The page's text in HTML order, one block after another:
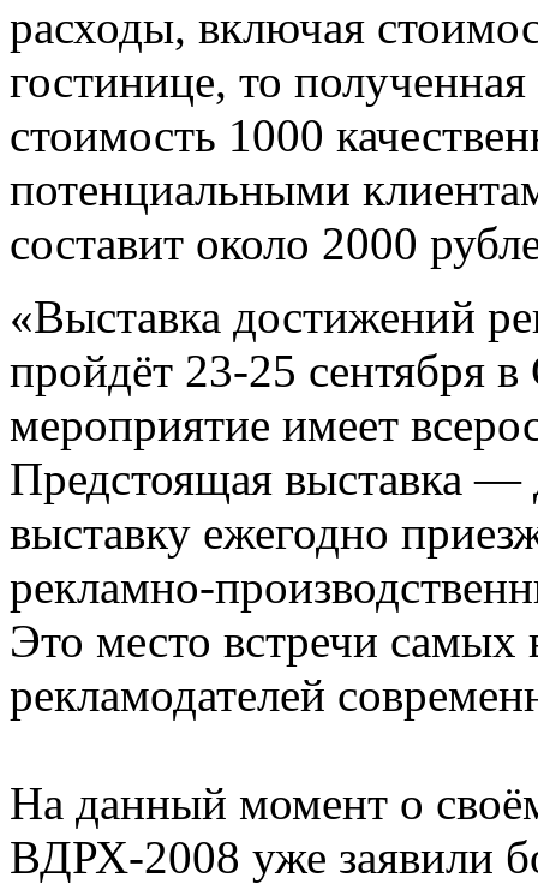
расходы, включая
гостинице, то
стоимость 1000
потенциальными
составит около 2000
«Выставка достижений
пройдёт 23-25 сентября
мероприятие имеет
Предстоящая выставка —
выставку ежегодно
рекламно-
Это место встречи
рекламодателей
На данный момент о
ВДРХ-2008 уже заявили